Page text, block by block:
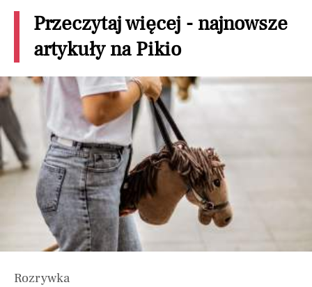
Przeczytaj więcej - najnowsze
artykuły na Pikio
Rozrywka